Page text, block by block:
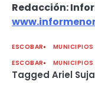
Redacción:
ESCOBAR
MUNICIPIOS
ESCOBAR
MUNICIPIOS
Tagged Ariel